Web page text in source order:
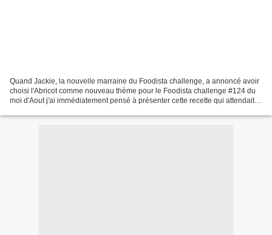
Quand Jackie, la nouvelle marraine du Foodista challenge, a annoncé avoir
choisi l'Abricot comme nouveau thème pour le Foodista challenge #124 du
moi d'Aout j'ai immédiatement pensé à présenter cette recette qui attendait